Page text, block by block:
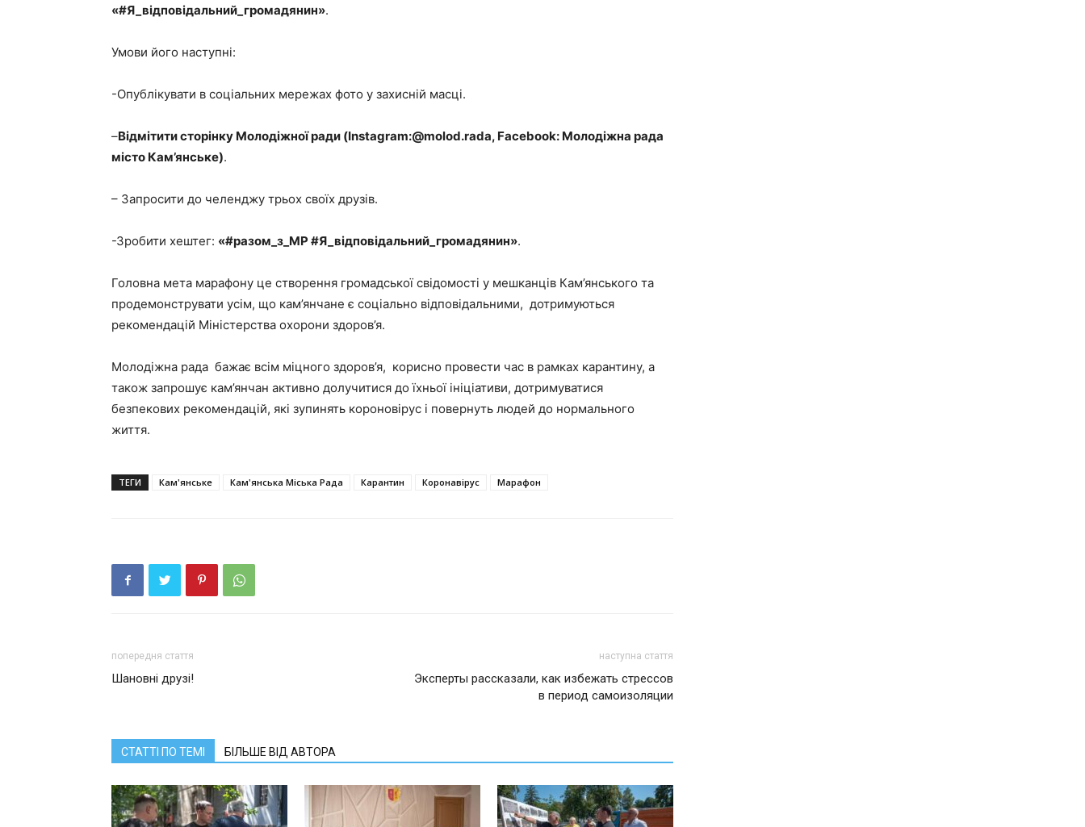
«#Я_відповідальний_громадянин».
Умови його наступні:
-Опублікувати в соціальних мережах фото у захисній масці.
–Відмітити сторінку Молодіжної ради (Instagram:@molod.rada, Facebook: Молодіжна рада
місто Кам’янське).
– Запросити до челенджу трьох своїх друзів.
-Зробити хештег: «#разом_з_МР #Я_відповідальний_громадянин».
Головна мета марафону це створення громадської свідомості у мешканців Кам’янського та
продемонструвати усім, що кам’янчане є соціально відповідальними, дотримуються
рекомендацій Міністерства охорони здоров’я.
Молодіжна рада бажає всім міцного здоров’я, корисно провести час в рамках карантину, а
також запрошує кам’янчан активно долучитися до їхньої ініціативи, дотримуватися
безпекових рекомендацій, які зупинять короновірус і повернуть людей до нормального
життя.
ТЕГИ Кам'янське Кам'янська Міська Рада Карантин Коронавірус Марафон
попередня стаття
Шановні друзі!
наступна стаття
Эксперты рассказали, как избежать стрессов
в период самоизоляции
СТАТТІ ПО ТЕМІ БІЛЬШЕ ВІД АВТОРА